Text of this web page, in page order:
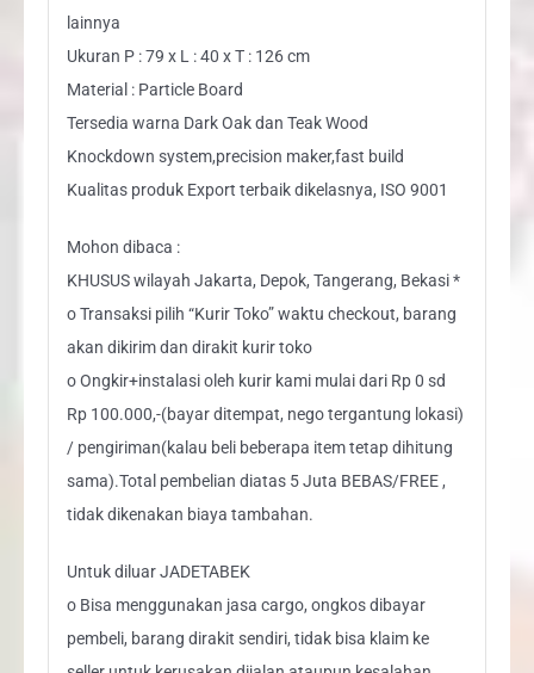
lainnya
Ukuran P : 79 x L : 40 x T : 126 cm
Material : Particle Board
Tersedia warna Dark Oak dan Teak Wood
Knockdown system,precision maker,fast build
Kualitas produk Export terbaik dikelasnya, ISO 9001
Mohon dibaca :
KHUSUS wilayah Jakarta, Depok, Tangerang, Bekasi *
o Transaksi pilih “Kurir Toko” waktu checkout, barang
akan dikirim dan dirakit kurir toko
o Ongkir+instalasi oleh kurir kami mulai dari Rp 0 sd
Rp 100.000,-(bayar ditempat, nego tergantung lokasi)
/ pengiriman(kalau beli beberapa item tetap dihitung
sama).Total pembelian diatas 5 Juta BEBAS/FREE ,
tidak dikenakan biaya tambahan.
Untuk diluar JADETABEK
o Bisa menggunakan jasa cargo, ongkos dibayar
pembeli, barang dirakit sendiri, tidak bisa klaim ke